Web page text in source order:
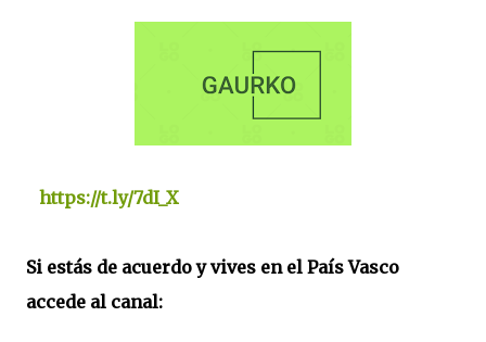
https://t.ly/7dI_X
Si estás de acuerdo y vives en el País Vasco
accede al canal: